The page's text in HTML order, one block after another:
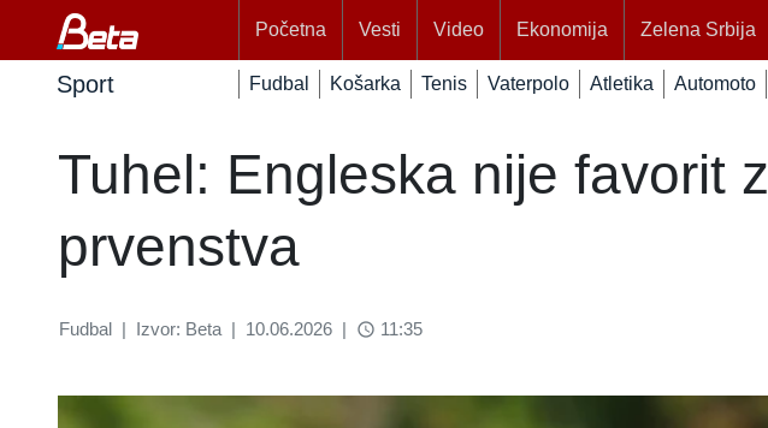
Početna Vesti Video Ekonomija Zelena Srbija
Sport Fudbal Košarka Tenis Vaterpolo Atletika Automoto
Tuhel: Engleska nije favorit
prvenstva
Fudbal | Izvor: Beta | 10.06.2026 | access_time 11:35